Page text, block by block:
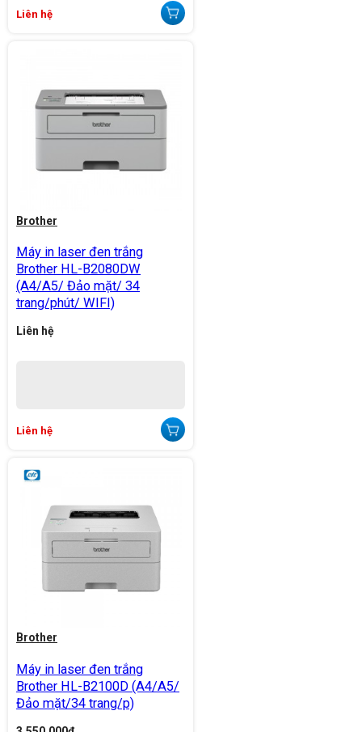
Liên hệ
Brother
Máy in laser đen trắng
Brother HL-B2080DW
(A4/A5/ Đảo mặt/ 34
trang/phút/ WIFI)
Liên hệ
Liên hệ
Brother
Máy in laser đen trắng
Brother HL-B2100D (A4/A5/
Đảo mặt/34 trang/p)